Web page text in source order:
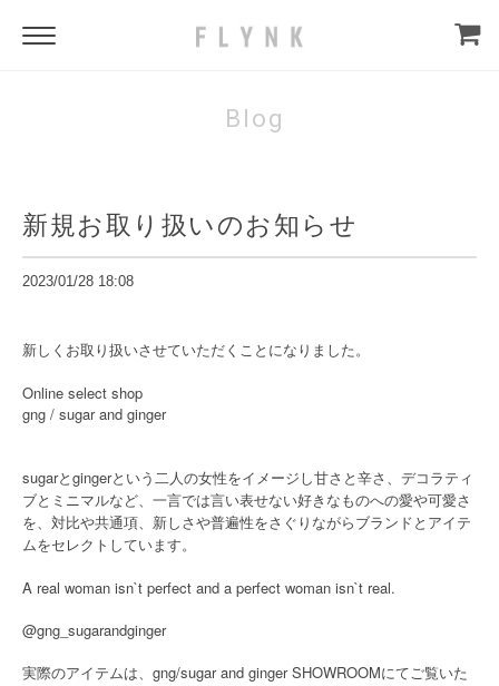
Blog
新規お取り扱いのお知らせ
2023/01/28 18:08
新しくお取り扱いさせていただくことになりました。
Online select shop
gng / sugar and ginger
sugarとgingerという二人の女性をイメージし甘さと辛さ、デコラティ
ブとミニマルなど、一言では言い表せない好きなものへの愛や可愛さ
を、対比や共通項、新しさや普遍性をさぐりながらブランドとアイテ
ムをセレクトしています。
A real woman isn`t perfect and a perfect woman isn`t real.
@gng_sugarandginger
実際のアイテムは、gng/sugar and ginger SHOWROOMにてご覧いた